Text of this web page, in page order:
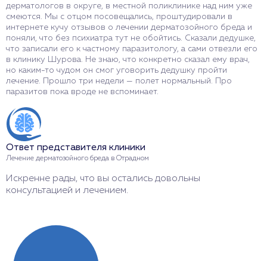
дерматологов в округе, в местной поликлинике над ним уже
смеются. Мы с отцом посовещались, проштудировали в
интернете кучу отзывов о лечении дерматозойного бреда и
поняли, что без психиатра тут не обойтись. Сказали дедушке,
что записали его к частному паразитологу, а сами отвезли его
в клинику Шурова. Не знаю, что конкретно сказал ему врач,
но каким-то чудом он смог уговорить дедушку пройти
лечение. Прошло три недели — полет нормальный. Про
паразитов пока вроде не вспоминает.
Ответ представителя клиники
Лечение дерматозойного бреда в Отрадном
Искренне рады, что вы остались довольны
консультацией и лечением.